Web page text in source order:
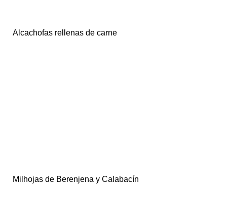
Alcachofas rellenas de carne
Milhojas de Berenjena y Calabacín